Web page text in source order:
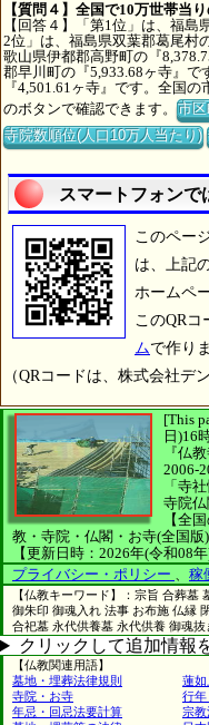
【質問４】全国で10万世帯当
【回答４】「第1位」は、福
2位」は、福島県双葉郡葛尾村
歌山県伊都郡高野町の『
郡早川町の『5,933.68ヶ寺』
『4,501.61ヶ寺』です。全国
のボタンで確認できます。市
寺院数順位(人口10万人当たり)
スマートフォンで
このペー
は、上記
ホームペ
このQRコ
ムで作り
（QRコードは、株式会社デ
[This
日)16
『仏
2006-
「寺
寺院仏
【全
教・寺院・仏閣・お寺(全国版)
【更新日時：2026年(令和08
プライバシー・ポリシー 、 稼
【仏教キーワード】：宗旨 合葬
御朱印 御魂入れ 法事 お布施 仏縁
合祀墓 永代供養墓 永代供養 御魂
クリックして追加情報
【仏教関連用語】
墓地・埋葬法律規則
蓮如
寺院・お寺
行年
年忌・回忌法要計算
宗教